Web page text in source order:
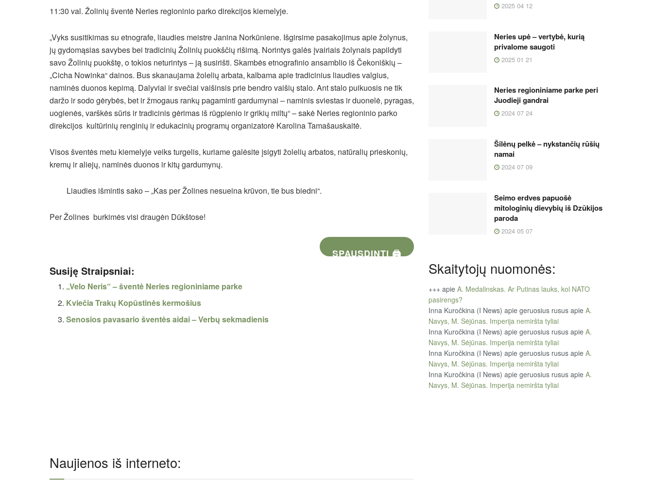
11:30 val. Žolinių šventė Neries regioninio parko direkcijos kiemelyje.
„Vyks susitikimas su etnografe, liaudies meistre Janina Norkūniene. Išgirsime pasakojimus apie žolynus,
jų gydomąsias savybes bei tradicinių Žolinių puokščių rišimą. Norintys galės įvairiais žolynais papildyti
savo Žolinių puokštę, o tokios neturintys – ją susirišti. Skambės etnografinio ansamblio iš Čekoniškių –
„Cicha Nowinka“ dainos. Bus skanaujama žolelių arbata, kalbama apie tradicinius liaudies valgius,
naminės duonos kepimą. Dalyviai ir svečiai vaišinsis prie bendro vaišių stalo. Ant stalo puikuosis ne tik
daržo ir sodo gėrybės, bet ir žmogaus rankų pagaminti gardumynai – naminis sviestas ir duonelė, pyragas,
uogienės, varškės sūris ir tradicinis gėrimas iš rūgpienio ir grikių miltų“ – sakė Neries regioninio parko
direkcijos kultūrinių renginių ir edukacinių programų organizatorė Karolina Tamašauskaitė.
Visos šventės metu kiemelyje veiks turgelis, kuriame galėsite įsigyti žolelių arbatos, natūralių prieskonių,
kremų ir aliejų, naminės duonos ir kitų gardumynų.
Liaudies išmintis sako – „Kas per Žolines nesueina krūvon, tie bus biedni“.
Per Žolines burkimės visi draugėn Dūkštose!
SPAUSDINTI 🖨
Susiję Straipsniai:
„Velo Neris“ – šventė Neries regioniniame parke
Kviečia Trakų Kopūstinės kermošius
Senosios pavasario šventės aidai – Verbų sekmadienis
Naujienos iš interneto:
2025 04 12
Neries upė – vertybė, kurią
privalome saugoti
2025 01 21
Neries regioniniame parke peri
Juodieji gandrai
2024 07 24
Šilėnų pelkė – nykstančių rūšių
namai
2024 07 09
Seimo erdves papuošė
mitologinių dievybių iš Dzūkijos
paroda
2024 05 07
Skaitytojų nuomonės:
+++ apie A. Medalinskas. Ar Putinas lauks, kol NATO
pasirengs?
Inna Kuročkina (I News) apie geruosius rusus apie A.
Navys, M. Sėjūnas. Imperija nemiršta tyliai
Inna Kuročkina (I News) apie geruosius rusus apie A.
Navys, M. Sėjūnas. Imperija nemiršta tyliai
Inna Kuročkina (I News) apie geruosius rusus apie A.
Navys, M. Sėjūnas. Imperija nemiršta tyliai
Inna Kuročkina (I News) apie geruosius rusus apie A.
Navys, M. Sėjūnas. Imperija nemiršta tyliai